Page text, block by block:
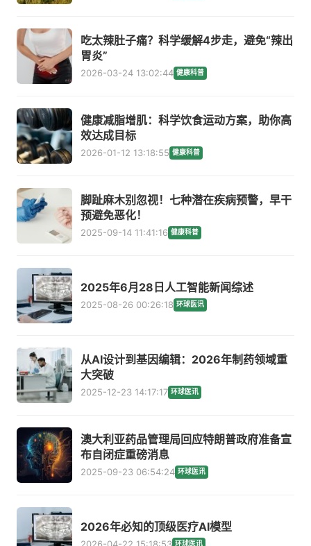
吃太辣肚子痛？科学缓解4步走，避免“辣出
胃炎”
2026-03-24 13:02:44 健康科普
健康减脂增肌：科学饮食运动方案，助你高
效达成目标
2026-01-12 13:18:55 健康科普
脚趾麻木别忽视！七种潜在疾病预警，早干
预避免恶化！
2025-09-14 11:41:16 健康科普
2025年6月28日人工智能新闻综述
2025-08-26 00:26:18 环球医讯
从AI设计到基因编辑：2026年制药领域重
大突破
2025-12-23 14:17:17 环球医讯
澳大利亚药品管理局回应特朗普政府准备宣
布自闭症重磅消息
2025-09-23 06:54:24 环球医讯
2026年必知的顶级医疗AI模型
环球医讯